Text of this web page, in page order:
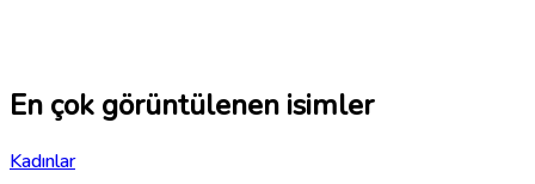
En çok görüntülenen isimler
Kadınlar